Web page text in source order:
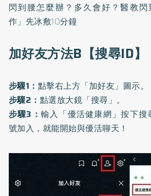
閃到腰怎麼辦？多久會好？醫教
作」先冰敷10分鐘
加好友方法B【搜尋ID】
步驟1： 點擊右上方「加好友」圖示。
步驟2： 點選放大鏡「搜尋」。
步驟3： 輸入「優活健康網」按下搜
號加入，就能開始與優活聊天！